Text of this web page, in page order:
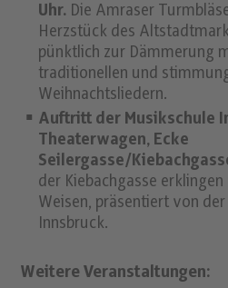
Uhr. Die Amraser
Herzstück des
pünktlich zur Dämmerung
traditionellen und
Weihnachtsliedern.
Auftritt der Musikschule
Theaterwagen, Ecke
Seilergasse/
der Kiebachgasse
Weisen, präsentiert von
Innsbruck.
Weitere Veranstaltungen: